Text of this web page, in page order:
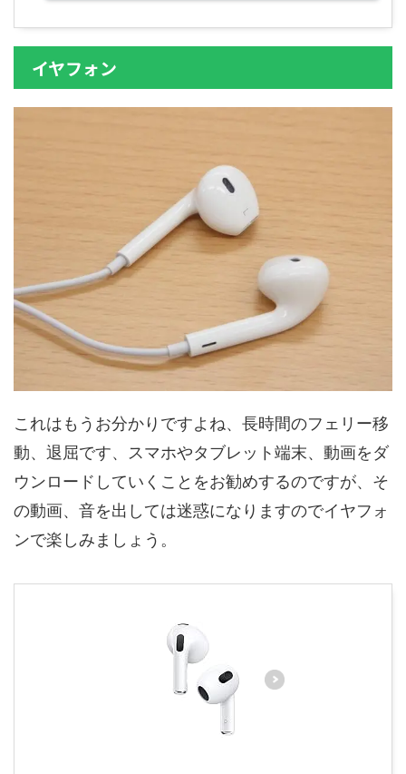
イヤフォン
これはもうお分かりですよね、長時間のフェリー移
動、退屈です、
スマホやタブレット端末、動画をダ
ウンロードしていくことをお勧めするのですが、そ
の動画、音を出しては迷惑になりますのでイヤフォ
ンで楽しみましょう。